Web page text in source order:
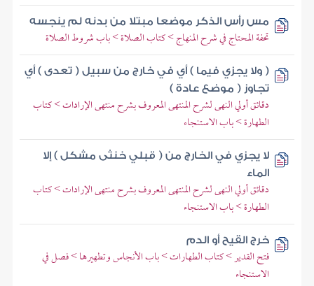
مس رأس الذكر موضعا مبتلا من بدنه لم ينجسه
تحفة المحتاج في شرح المنهاج > كتاب الصلاة > باب شروط الصلاة
( ولا يجزي فيما ) أي في خارج من سبيل ( تعدى ) أي
تجاوز ( موضع عادة )
دقائق أولي النهى لشرح المنتهى المعروف بشرح منتهى الإرادات > كتاب
الطهارة > باب الاستنجاء
لا يجزي في الخارج من ( قبلي خنثى مشكل ) إلا
الماء
دقائق أولي النهى لشرح المنتهى المعروف بشرح منتهى الإرادات > كتاب
الطهارة > باب الاستنجاء
خرج القيح أو الدم
فتح القدير > كتاب الطهارات > باب الأنجاس وتطهيرها > فصل في
الاستنجاء